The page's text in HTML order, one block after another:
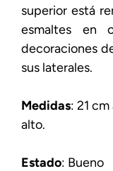
superior está
esmaltes en
decoraciones
sus laterales.
Medidas: 21
alto.
Estado: Bueno